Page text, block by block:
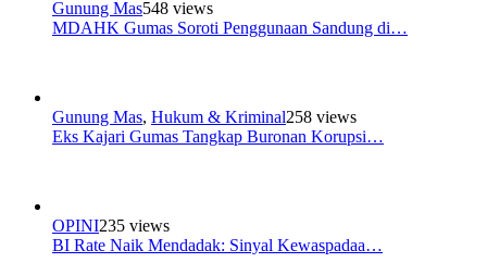
Gunung Mas548 views
MDAHK Gumas Soroti Penggunaan Sandung di…
Gunung Mas, Hukum & Kriminal258 views
Eks Kajari Gumas Tangkap Buronan Korupsi…
OPINI235 views
BI Rate Naik Mendadak: Sinyal Kewaspadaa…